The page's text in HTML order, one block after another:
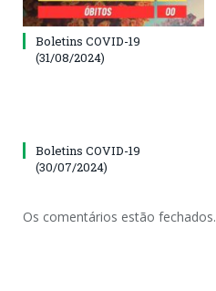
Boletins COVID-19
(31/08/2024)
Boletins COVID-19
(30/07/2024)
Os comentários estão fechados.